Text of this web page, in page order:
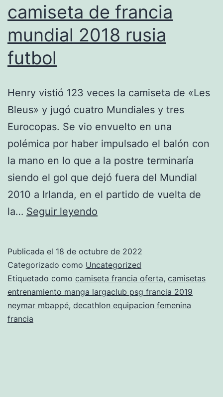
camiseta de francia
mundial 2018 rusia
futbol
Henry vistió 123 veces la camiseta de «Les
Bleus» y jugó cuatro Mundiales y tres
Eurocopas. Se vio envuelto en una
polémica por haber impulsado el balón con
la mano en lo que a la postre terminaría
siendo el gol que dejó fuera del Mundial
2010 a Irlanda, en el partido de vuelta de
la… Seguir leyendo
mundial
2018
rusia
futbol
Publicada el 18 de octubre de 2022
Categorizado como Uncategorized
Etiquetado como camiseta francia oferta, camisetas
entrenamiento manga largaclub psg francia 2019
neymar mbappé, decathlon equipacion femenina
francia